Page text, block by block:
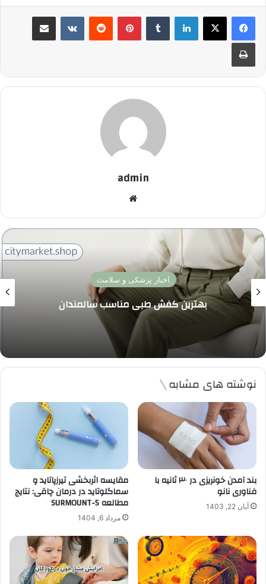
لینکدین ‫تامبلر پینترست‫رددیت ‫VKontakteاشتراک گذاری از طریق ایمیل
چاپ
admin
اخبار پزشکی و سلامت
بهترین کفش طبی مناسب سالمندان
نوشته های مشابه
بند آمدن خونریزی در ۳۰ ثانیه با
فناوری نانو
آبان 22, 1403
مقایسه اثربخشی تیرزپاتاید و
سماگلوتاید در درمان چاقی: نتایج
مطالعه SURMOUNT-5
مرداد 6, 1404